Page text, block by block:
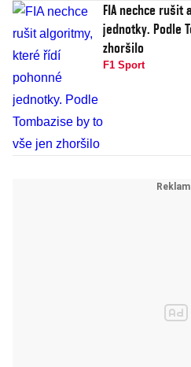
FIA nechce
jednotky. Podle
zhoršilo
F1 Sport